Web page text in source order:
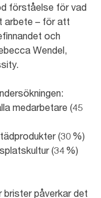
förståelse för vad
arbete – för att
och
Wendel,
medarbetare (45
(30 %)
(34 %)
påverkar det